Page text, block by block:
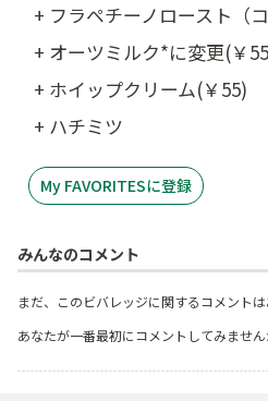
+ フラペチーノロースト（
+ オーツミルク*に変更(￥
+ ホイップクリーム(￥55)
+ ハチミツ
My FAVORITESに登録
みんなのコメント
まだ、このビバレッジに関するコメントは
あなたが一番最初にコメントしてみません